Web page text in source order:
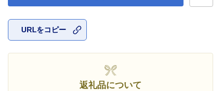
URLをコピー
返礼品について